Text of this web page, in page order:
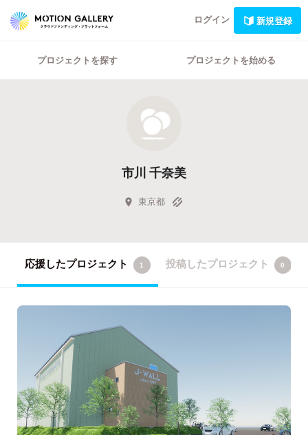
ログイン 新規登録
プロジェクトを探す プロジェクトを始める
市川 千奈美
東京都
応援したプロジェクト 1 投稿したプロジェクト 0